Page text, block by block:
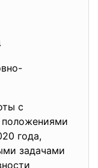
с
года,
задачами